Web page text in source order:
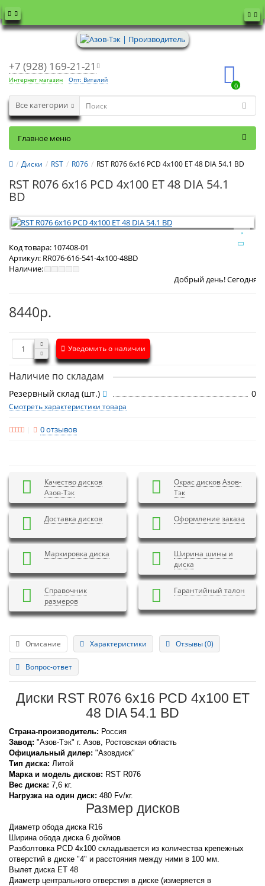
+7 (928) 169-21-21
Интернет магазин Опт: Виталий
0
Все категории
Главное меню
Диски RST R076 RST R076 6x16 PCD 4x100 ET 48 DIA 54.1 BD
RST R076 6x16 PCD 4x100 ET 48 DIA 54.1
BD
Код товара: 107408-01
Артикул: RR076-616-541-4x100-48BD
Наличие:
Добрый день! СегодняСуббота 8
8440р.
Уведомить о наличии
Наличие по складам
Резервный склад (шт.) 0
Смотреть характеристики товара
0 отзывов
Качество дисков
Азов-Тэк
Окрас дисков Азов-
Тэк
Доставка дисков Оформление заказа
Маркировка диска
Ширина шины и
диска
Справочник
размеров
Гарантийный талон
Описание Характеристики Отзывы (0)
Вопрос-ответ
Диски RST R076 6x16 PCD 4x100 ET
48 DIA 54.1 BD
Страна-производитель: Россия
Завод: "Азов-Тэк" г. Азов, Ростовская область
Официальный дилер: "Азовдиск"
Тип диска: Литой
Марка и модель дисков: RST R076
Вес диска: 7,6 кг.
Нагрузка на один диск: 480 Fv/кг.
Размер дисков
Диаметр обода диска R16
Ширина обода диска 6 дюймов
Разболтовка PCD 4x100 складывается из количества крепежных
отверстий в диске "4" и расстояния между ними в 100 мм.
Вылет диска ET 48
Диаметр центрального отверстия в диске (измеряется в